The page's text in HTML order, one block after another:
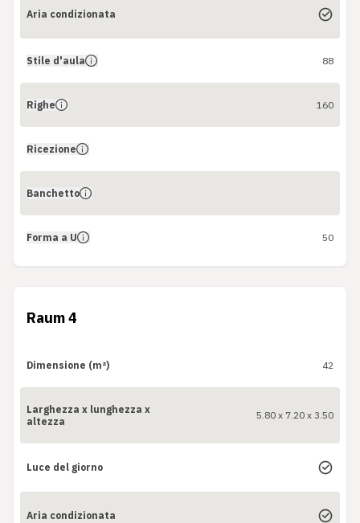
Aria condizionata
Stile d'aula 88
Righe 160
Ricezione
Banchetto
Forma a U 50
Raum 4
Dimensione (m²) 42
Larghezza x lunghezza x
altezza
5.80 x 7.20 x 3.50
Luce del giorno
Aria condizionata